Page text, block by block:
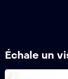
Échale un